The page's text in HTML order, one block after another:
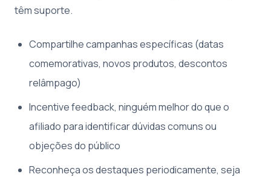
têm suporte.
Compartilhe campanhas específicas (datas
comemorativas, novos produtos, descontos
relâmpago)
Incentive feedback, ninguém melhor do que o
afiliado para identificar dúvidas comuns ou
objeções do público
Reconheça os destaques periodicamente, seja